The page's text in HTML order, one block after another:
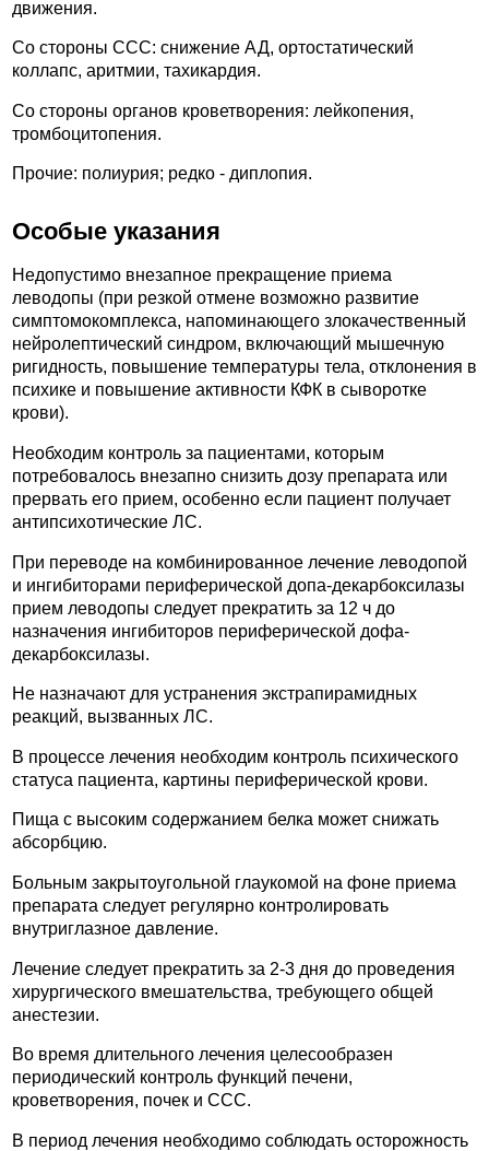
движения.
Со стороны ССС: снижение АД, ортостатический
коллапс, аритмии, тахикардия.
Со стороны органов кроветворения: лейкопения,
тромбоцитопения.
Прочие: полиурия; редко - диплопия.
Особые указания
Недопустимо внезапное прекращение приема
леводопы (при резкой отмене возможно развитие
симптомокомплекса, напоминающего злокачественный
нейролептический синдром, включающий мышечную
ригидность, повышение температуры тела, отклонения в
психике и повышение активности КФК в сыворотке
крови).
Необходим контроль за пациентами, которым
потребовалось внезапно снизить дозу препарата или
прервать его прием, особенно если пациент получает
антипсихотические ЛС.
При переводе на комбинированное лечение леводопой
и ингибиторами периферической допа-декарбоксилазы
прием леводопы следует прекратить за 12 ч до
назначения ингибиторов периферической дофа-
декарбоксилазы.
Не назначают для устранения экстрапирамидных
реакций, вызванных ЛС.
В процессе лечения необходим контроль психического
статуса пациента, картины периферической крови.
Пища с высоким содержанием белка может снижать
абсорбцию.
Больным закрытоугольной глаукомой на фоне приема
препарата следует регулярно контролировать
внутриглазное давление.
Лечение следует прекратить за 2-3 дня до проведения
хирургического вмешательства, требующего общей
анестезии.
Во время длительного лечения целесообразен
периодический контроль функций печени,
кроветворения, почек и ССС.
В период лечения необходимо соблюдать осторожность